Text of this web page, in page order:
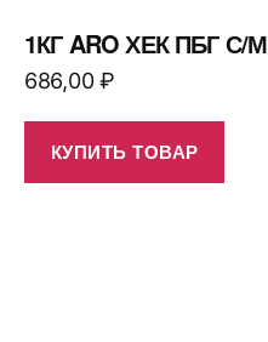
1КГ ARO ХЕК ПБГ С/М
686,00₽
КУПИТЬ ТОВАР